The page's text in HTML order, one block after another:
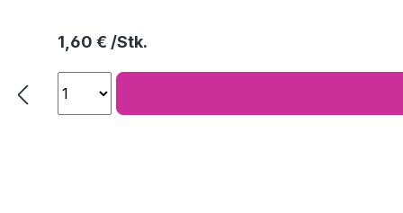
Regulärer Preis:
1,60 €